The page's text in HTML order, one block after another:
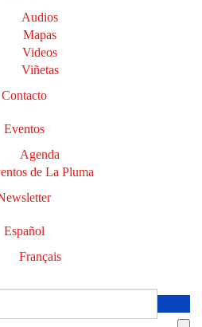
Audios
Mapas
Videos
Viñetas
Contacto
Eventos
Agenda
de La Pluma
Español
Français